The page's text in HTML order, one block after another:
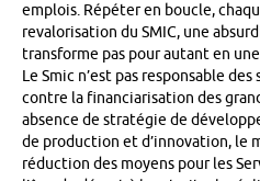
emplois. Répéter en boucle,
revalorisation du SMIC, une
transforme pas pour autant en
Le Smic n’est pas responsable
contre la financiarisation des
absence de stratégie de
de production et d’innovation, le
réduction des moyens pour les